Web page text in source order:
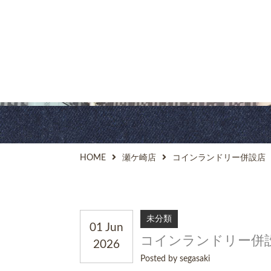
HOME 瀬ケ崎店 コインランドリー併設店
01 Jun
2026
未分類
コインランドリー併
Posted by segasaki